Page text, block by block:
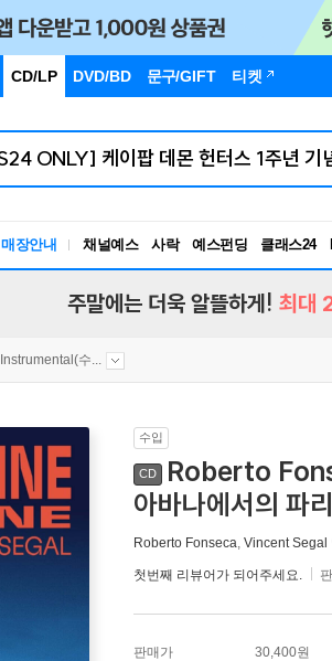
CD/LP DVD/BD 문구/GIFT 티켓
매장안내 채널예스 사락 예스펀딩 클래스24
주말에는 더욱 알뜰하게! 최대
Instrumental(수...
수입
CD
Roberto
아바나에서의
Roberto Fonseca, Vincent Segal
첫번째 리뷰어가 되어주세요.
판매가 30,400원